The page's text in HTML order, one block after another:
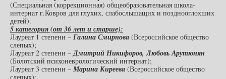
(Специальная (коррекционная) общеобразовательная школа-
интернат г.Ковров для глухих, слабослышащих и позднооглохших
детей).
5 категория (от 36 лет и старше):
Лауреат 1 степени – Галина Смирнова (Всероссийское общество
слепых);
Лауреат 2 степени –Дмитрий Никифоров, Любовь Арутюнян
(Болотский психоневрологический интернат);
Лауреат 3 степени – Марина Киреева (Всероссийское общество
слепых);